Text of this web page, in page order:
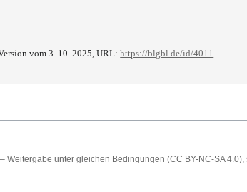
vom 3. 10. 2025, URL:https://blgbl.de/id/4011
unter gleichen Bedingungen (CC BY-NC-SA 4.0)